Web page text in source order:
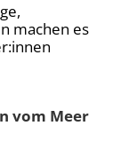
machen es
vom Meer